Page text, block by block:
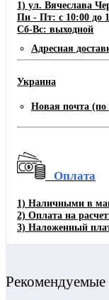
1) ул. Вячеслава
Пн - Пт: с 10:00 до
Сб-Вс: выходной
Адресная
Украина
Новая почта
Оплата
1) Наличными в
2) Оплата на
3) Наложенный
Рекомендуемые